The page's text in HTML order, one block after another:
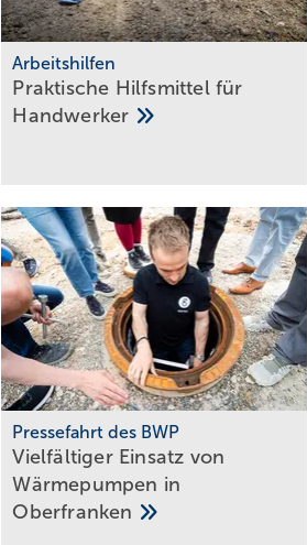
Arbeitshilfen
Praktische Hilfs­mittel für
Hand­werker
Pressefahrt des BWP
Vielfältiger Einsatz von
Wärmepumpen in
Oberfranken